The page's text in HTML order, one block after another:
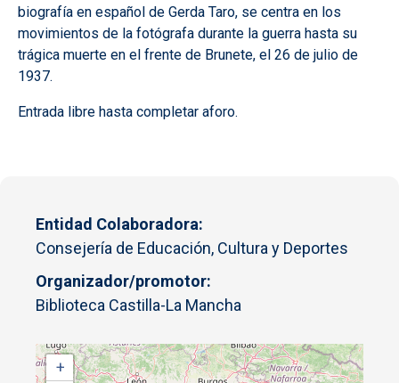
biografía en español de Gerda Taro, se centra en los
movimientos de la fotógrafa durante la guerra hasta su
trágica muerte en el frente de Brunete, el 26 de julio de
1937.
Entrada libre hasta completar aforo.
Entidad Colaboradora
Consejería de Educación, Cultura y Deportes
Organizador/promotor
Biblioteca Castilla-La Mancha
+